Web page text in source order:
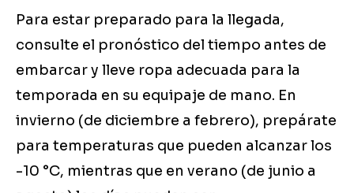
Para estar preparado para la llegada,
consulte el pronóstico del tiempo antes de
embarcar y lleve ropa adecuada para la
temporada en su equipaje de mano. En
invierno (de diciembre a febrero), prepárate
para temperaturas que pueden alcanzar los
-10 °C, mientras que en verano (de junio a